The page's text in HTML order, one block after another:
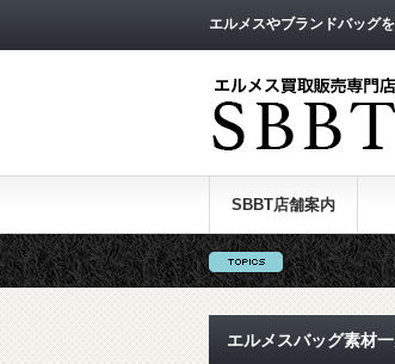
エルメスやブランドバッグ
SBBT店舗案内
エルメスバッグ素材